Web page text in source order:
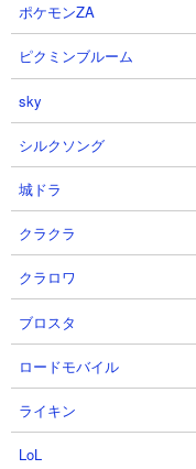
コ島、ゼリーフィッシュ
ウルス、ミーニャの10種
イテムは使用せず。資金
時投入し、そのまま前線
ウルルン、ウルスと順に
ニャが粘っているうちに
そのままクリアに至って
ポケモンZA
ピクミンブルーム
sky
シルクソング
城ドラ
クラクラ
クラロワ
ブロスタ
ロードモバイル
ライキン
LoL